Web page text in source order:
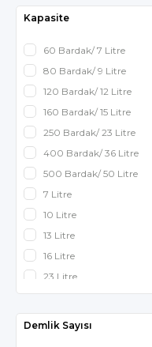
Kapasite
60 Bardak/ 7 Litre
80 Bardak/ 9 Litre
120 Bardak/ 12 Litre
160 Bardak/ 15 Litre
250 Bardak/ 23 Litre
400 Bardak/ 36 Litre
500 Bardak/ 50 Litre
7 Litre
10 Litre
13 Litre
16 Litre
23 Litre
36 Litre
Demlik Sayısı